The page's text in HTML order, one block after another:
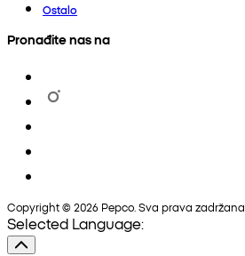
Ostalo
Pronađite nas na
Copyright © 2026 Pepco. Sva prava zadržana.
Selected Language: